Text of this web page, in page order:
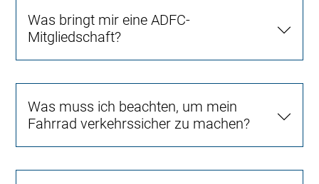
Was bringt mir eine ADFC-
Mitgliedschaft?
Was muss ich beachten, um mein
Fahrrad verkehrssicher zu machen?